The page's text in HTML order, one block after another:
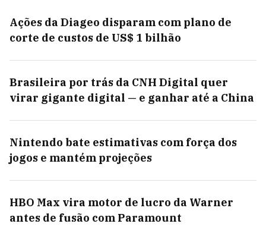
Ações da Diageo disparam com plano de
corte de custos de US$ 1 bilhão
Brasileira por trás da CNH Digital quer
virar gigante digital — e ganhar até a China
Nintendo bate estimativas com força dos
jogos e mantém projeções
HBO Max vira motor de lucro da Warner
antes de fusão com Paramount